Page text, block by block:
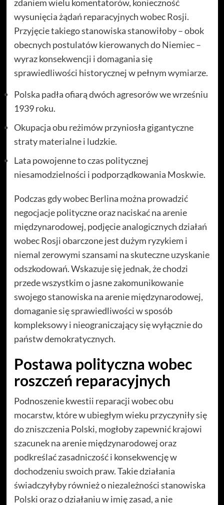
zdaniem wielu komentatorów, konieczność
wysunięcia żądań reparacyjnych wobec Rosji.
Przyjęcie takiego stanowiska stanowiłoby – obok
obecnych postulatów kierowanych do Niemiec –
wyraz konsekwencji i domagania się
sprawiedliwości historycznej w pełnym wymiarze.
Polska padła ofiarą dwóch agresorów we wrześniu
1939 roku.
Okupacja obu reżimów przyniosła gigantyczne
straty materialne i ludzkie.
Lata powojenne to czas politycznej
niesamodzielności i podporządkowania Moskwie.
Podczas gdy wobec Berlina można prowadzić
negocjacje polityczne oraz naciskać na arenie
międzynarodowej, podjęcie analogicznych działań
wobec Rosji obarczone jest dużym ryzykiem i
niemal zerowymi szansami na skuteczne uzyskanie
odszkodowań. Wskazuje się jednak, że chodzi
przede wszystkim o jasne zakomunikowanie
swojego stanowiska na arenie międzynarodowej,
domaganie się sprawiedliwości w sposób
kompleksowy i nieograniczający się wyłącznie do
państw demokratycznych.
Postawa polityczna wobec
roszczeń reparacyjnych
Podnoszenie kwestii reparacji wobec obu
mocarstw, które w ubiegłym wieku przyczyniły się
do zniszczenia Polski, mogłoby zapewnić krajowi
szacunek na arenie międzynarodowej oraz
podkreślać zasadniczość i konsekwencję w
dochodzeniu swoich praw. Takie działania
świadczyłyby również o niezależności stanowiska
Polski oraz o działaniu w imię zasad, a nie